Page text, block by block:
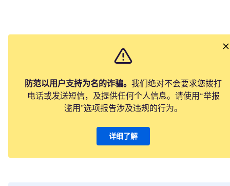
防范以用户支持为名的诈骗。 我们绝对不会要求您拨打
电话或发送短信，及提供任何个人信息。请使用“举报
滥用”选项报告涉及违规的行为。
详细了解